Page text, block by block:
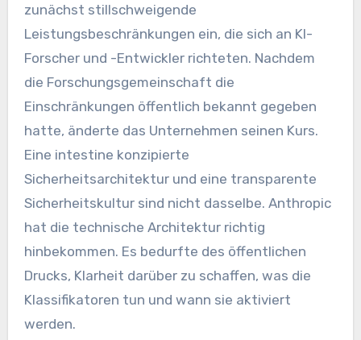
zunächst stillschweigende
Leistungsbeschränkungen ein, die sich an KI-
Forscher und -Entwickler richteten. Nachdem
die Forschungsgemeinschaft die
Einschränkungen öffentlich bekannt gegeben
hatte, änderte das Unternehmen seinen Kurs.
Eine intestine konzipierte
Sicherheitsarchitektur und eine transparente
Sicherheitskultur sind nicht dasselbe. Anthropic
hat die technische Architektur richtig
hinbekommen. Es bedurfte des öffentlichen
Drucks, Klarheit darüber zu schaffen, was die
Klassifikatoren tun und wann sie aktiviert
werden.